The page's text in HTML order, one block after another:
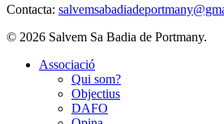
Contacta:
© 2026 Salvem Sa Badia de Portmany.
Close
Associació
Qui som?
Objectius
DAFO